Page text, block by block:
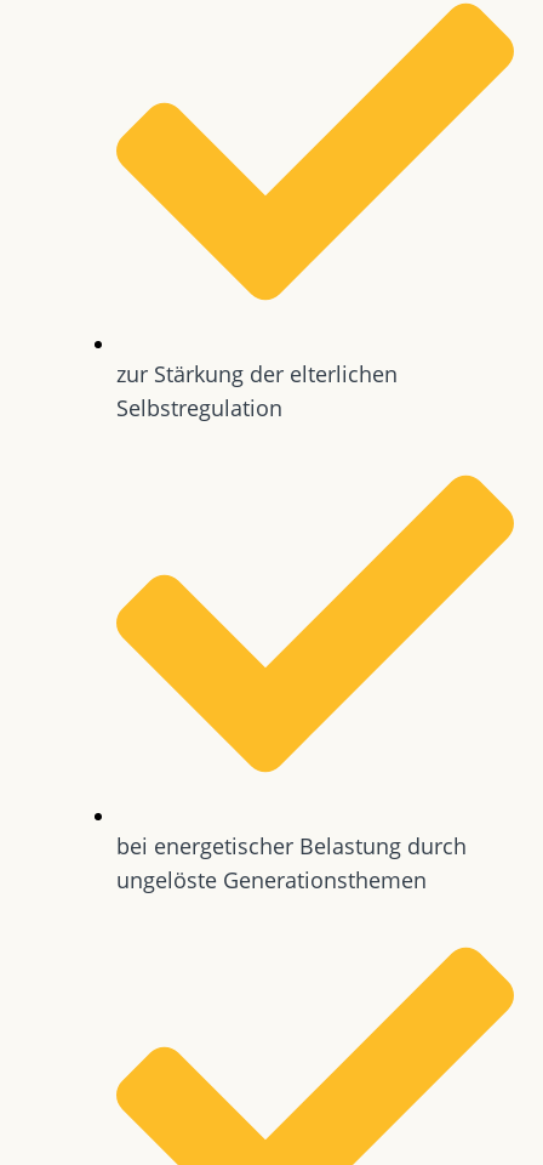
zur Stärkung der elterlichen
Selbstregulation
bei energetischer Belastung durch
ungelöste Generationsthemen